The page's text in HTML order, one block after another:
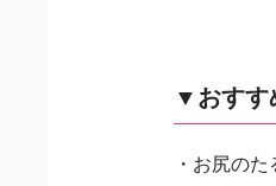
▼おすす
・お尻の